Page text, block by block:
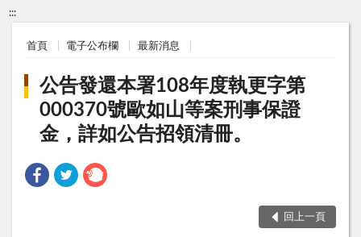
:::
首頁 電子公布欄 最新消息
公告發還本署108年度執更字第
000370號歐如山等案刑事保證
金，詳如公告招領清冊。
回上一頁